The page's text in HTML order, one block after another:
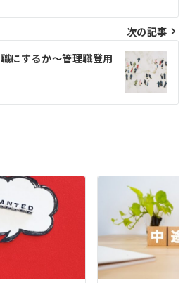
次の記事
にするか～管理職登用